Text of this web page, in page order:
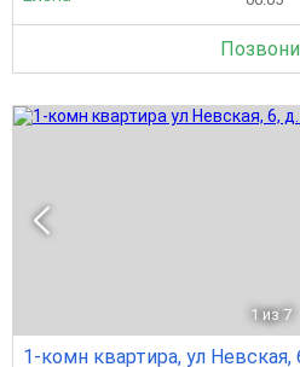
1 из 7
1-комн квартира, ул Невская,